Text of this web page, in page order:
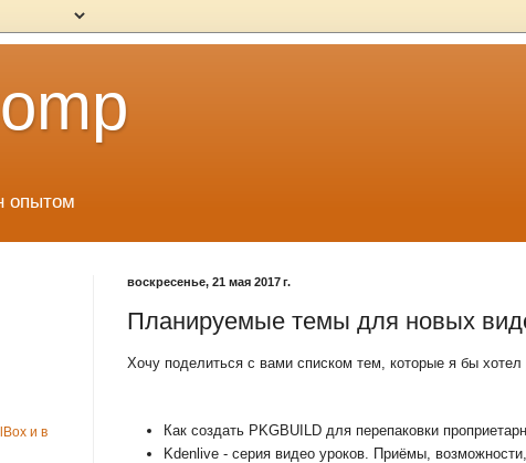
опытом
воскресенье, 21 мая 2017 г.
Планируемые темы для новых
Хочу поделиться с вами списком тем, которые я бы
Как создать PKGBUILD для перепаковки
Kdenlive - серия видео уроков. Приёмы,
и в